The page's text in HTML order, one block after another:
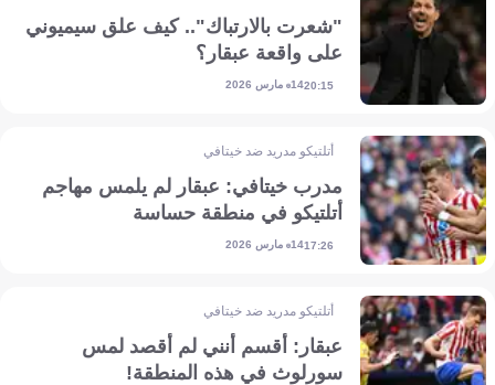
"شعرت بالارتباك".. كيف علق سيميوني
على واقعة عبقار؟
20:1514 مارس 2026
أتلتيكو مدريد ضد خيتافي
مدرب خيتافي: عبقار لم يلمس مهاجم
أتلتيكو في منطقة حساسة
17:2614 مارس 2026
أتلتيكو مدريد ضد خيتافي
عبقار: أقسم أنني لم أقصد لمس
سورلوث في هذه المنطقة!